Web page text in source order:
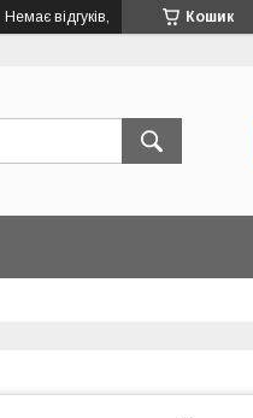
Кошик
Немає відгуків,